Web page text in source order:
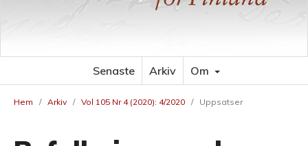
Senaste Arkiv Om
Hem / Arkiv / Vol 105 Nr 4 (2020): 4/2020 / Uppsatser